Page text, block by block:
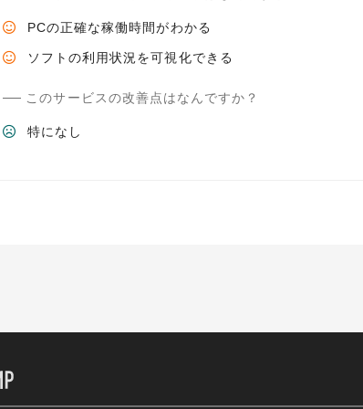
PCの正確な稼働時間がわかる
ソフトの利用状況を可視化できる
このサービスの改善点はなんですか？
特になし